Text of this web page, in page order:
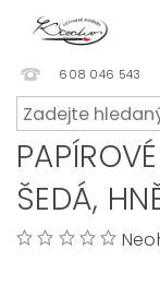
608 046 543
ŠEDÁ,